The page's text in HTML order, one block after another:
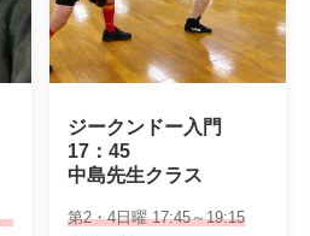
ジークンドー入門
17：45
中島先生クラス
第2・4日曜 17:45～19:15